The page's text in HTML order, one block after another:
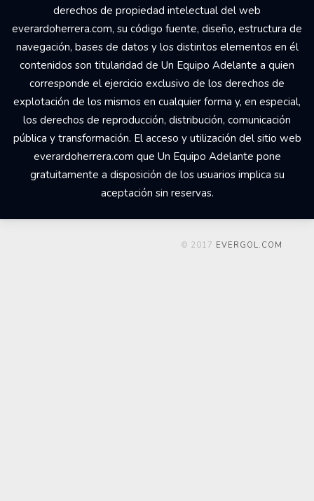
derechos de propiedad intelectual del web
everardoherrera.com, su código fuente, diseño, estructura de
navegación, bases de datos y los distintos elementos en él
contenidos son titularidad de Un Equipo Adelante a quien
corresponde el ejercicio exclusivo de los derechos de
explotación de los mismos en cualquier forma y, en especial,
los derechos de reproducción, distribución, comunicación
pública y transformación. El acceso y utilización del sitio web
everardoherrera.com que Un Equipo Adelante pone
gratuitamente a disposición de los usuarios implica su
aceptación sin reservas.
© 2017 EVERGOL.COM